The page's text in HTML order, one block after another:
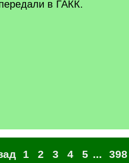
в ГАКК.
1 2 3 4 5 ...
398